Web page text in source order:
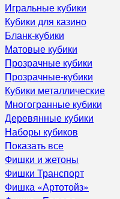
Игральные кубики
Кубики для казино
Бланк-кубики
Матовые кубики
Прозрачные кубики
Прозрачные-кубики
Кубики металлические
Многогранные кубики
Деревянные кубики
Наборы кубиков
Показать все
Фишки и жетоны
Фишки Транспорт
Фишка «Артотойз»